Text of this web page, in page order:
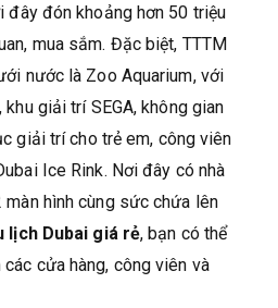
đây đón khoảng hơn 50 triệu
mua sắm. Đặc biệt, TTTM
nước là Zoo Aquarium, với
giải trí SEGA, không gian
giải trí cho trẻ em, công viên
Ice Rink. Nơi đây có nhà
hình cùng sức chứa lên
lịch Dubai giá rẻ, bạn có thể
cửa hàng, công viên và